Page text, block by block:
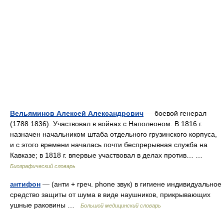
Вельяминов Алексей Александрович — боевой генерал
(1788 1836). Участвовал в войнах с Наполеоном. В 1816 г.
назначен начальником штаба отдельного грузинского корпуса,
и с этого времени началась почти беспрерывная служба на
Кавказе; в 1818 г. впервые участвовал в делах против… …
Биографический словарь
антифон — (анти + греч. phone звук) в гигиене индивидуальное
средство защиты от шума в виде наушников, прикрывающих
ушные раковины …
Большой медицинский словарь